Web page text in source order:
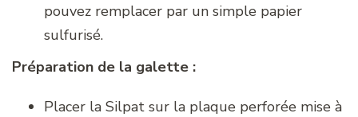
pouvez remplacer par un simple papier
sulfurisé.
Préparation de la galette :
Placer la Silpat sur la plaque perforée mise à